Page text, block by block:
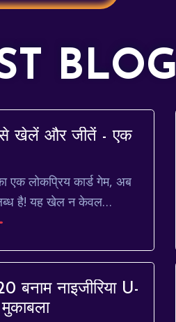
BLOG
खेलें और जीतें - एक
एक लोकप्रिय कार्ड गेम, अब
है! यह खेल न केवल
यह आपके रणनीतिक कौशल को
बनाम नाइजीरिया U-